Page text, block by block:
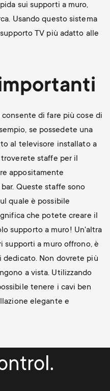
sui supporti a muro,
Usando questo sistema
TV più adatto alle
di fare più cose di
se possedete una
al televisore installato a
staffe per il
appositamente
Queste staffe sono
quale è possibile
che potete creare il
supporto a muro! Un'altra
supporti a muro offrono, è
dedicato. Non dovrete più
a vista. Utilizzando
tenere i cavi ben
elegante e